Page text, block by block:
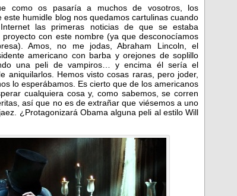
como os pasaría a muchos de vosotros, los
este humidle blog nos quedamos cartulinas cuando
las primeras noticias de que se estaba
proyecto con este nombre (ya que desconocíamos
Amos, no me jodas, Abraham Lincoln, el
americano con barba y orejones de soplillo
una peli de vampiros… y encima él sería el
aniquilarlos. Hemos visto cosas raras, pero joder,
lo esperábamos. Es cierto que de los americanos
cualquiera cosa y, como sabemos, se corren
así que no es de extrañar que viésemos a uno
¿Protagonizará Obama alguna peli al estilo Will